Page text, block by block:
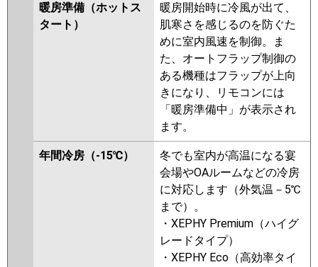
暖房準備（ホットス
タート）
暖房開始時に冷風が出て、
肌寒さを感じるのを防ぐた
めに室内風速を制御。ま
た、オートフラップ制御の
ある機種はフラップが上向
きになり、リモコンには
「暖房準備中」が表示され
ます。
年間冷房（-15℃）
冬でも室内が高温になる宴
会場やOAルームなどの冷房
に対応します（外気温－5℃
まで）。
・XEPHY Premium（ハイグ
レードタイプ）
・XEPHY Eco（高効率タイ